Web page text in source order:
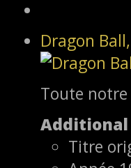
Dragon
Toute
Titre